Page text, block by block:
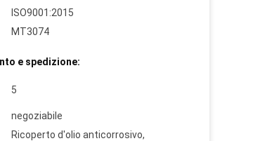
ISO9001:2015
MT3074
e spedizione:
5
negoziabile
Ricoperto d'olio anticorrosivo,